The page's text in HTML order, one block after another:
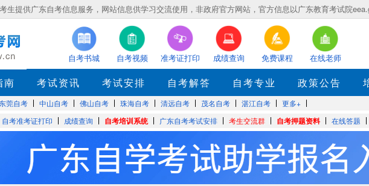
生提供广东自考信息服务，网站信息供学习交流使用，非政府官方网站，官方信息以广东教育考试院
自考书城 自考视频 准考证打印 成绩查询 免费课程 在线老师
南 考试资讯 考试安排 自考解答 自考专业 政策公告
莞自考 中山自考 佛山自考 珠海自考 清远自考 茂名自考 湛江自考 更多+
自考准考证打印 成绩查询 自考培训系统 广东自考考试安排 考生交流群 自考押题资料 在线答题